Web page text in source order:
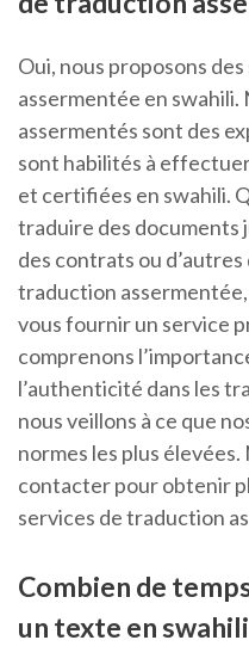
Oui, nous proposons
assermentée en
assermentés sont des
sont habilités à
et certifiées en swahili.
traduire des documents
des contrats ou
traduction
vous fournir un service
comprenons
l’authenticité dans les
nous veillons à ce que
normes les plus élevées.
contacter pour obtenir
services de traduction
Combien de
un texte en